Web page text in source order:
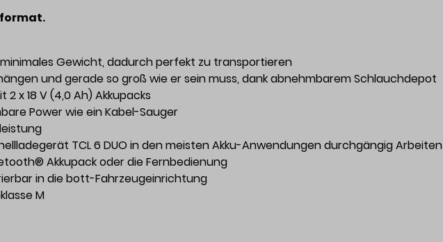
Gewicht, dadurch perfekt zu transportieren
und gerade so groß wie er sein muss, dank abnehmbarem Schlauchdepot
x 18 V (4,0 Ah) Akkupacks
Power wie ein Kabel-Sauger
TCL 6 DUO in den meisten Akku-Anwendungen durchgängig Arbeiten
Akkupack oder die Fernbedienung
in die bott-Fahrzeugeinrichtung
M